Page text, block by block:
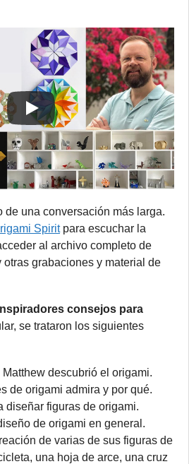
de una conversación más larga.
Spiritpara escuchar la
al archivo completo de
otras grabaciones y material de
consejos para
se trataron los siguientes
descubrió el origami.
de origami admira y por qué.
diseñar figuras de origami.
de origami en general.
de varias de sus figuras de
una hoja de arce, una cruz